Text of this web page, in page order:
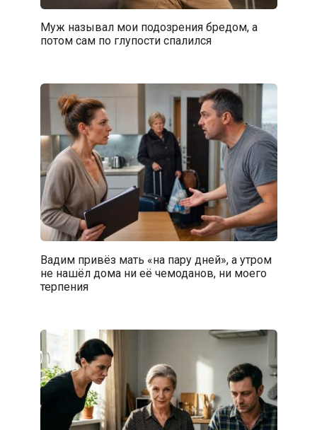
Муж называл мои подозрения бредом, а
потом сам по глупости спалился
Вадим привёз мать «на пару дней», а утром
не нашёл дома ни её чемоданов, ни моего
терпения